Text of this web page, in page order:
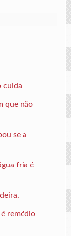
cuida
que não
se a
fria é
remédio